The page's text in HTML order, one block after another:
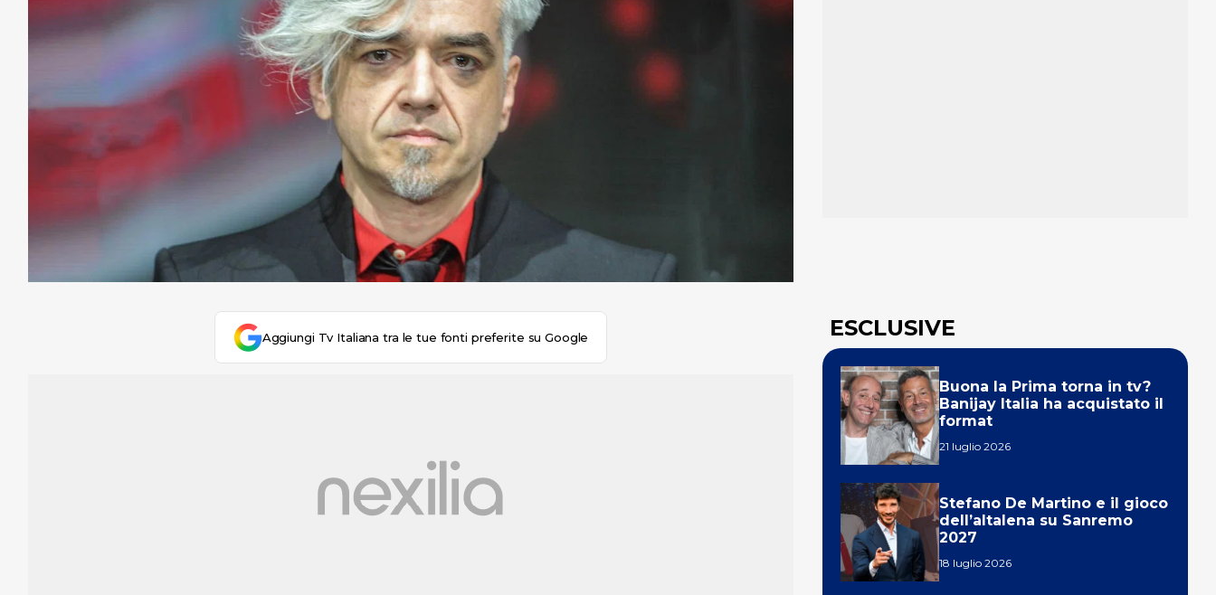
Aggiungi Tv Italiana tra le tue fonti preferite su Google ESCLUSIVE
Buona la Prima torna in tv?
Banijay Italia ha acquistato il
format
21 luglio 2026
Stefano De Martino e il gioco
dell’altalena su Sanremo
2027
18 luglio 2026